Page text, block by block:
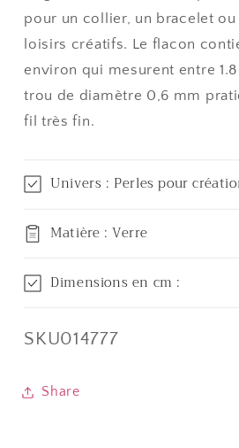
pour un collier, un bracelet
loisirs créatifs. Le flacon
environ qui mesurent entre
trou de diamètre 0,6 mm
fil très fin.
Univers : Perles pour
Matière : Verre
Dimensions en cm :
SKU:
SKU014777
Share